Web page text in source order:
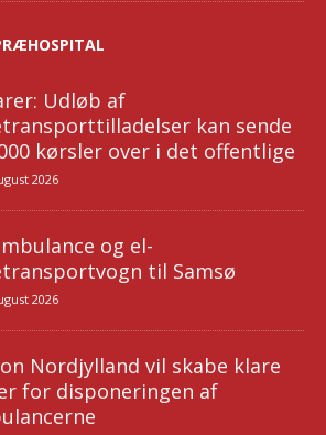
Udløb af
kan sende
kørsler over i det offentlige
2026
og el-
til Samsø
2026
Nordjylland vil skabe klare
for disponeringen af